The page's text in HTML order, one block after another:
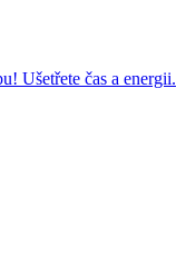
Ušetřete čas a energii.